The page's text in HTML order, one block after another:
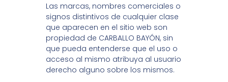
Las marcas, nombres comerciales o
signos distintivos de cualquier clase
que aparecen en el sitio web son
propiedad de CARBALLO BAYÓN, sin
que pueda entenderse que el uso o
acceso al mismo atribuya al usuario
derecho alguno sobre los mismos.